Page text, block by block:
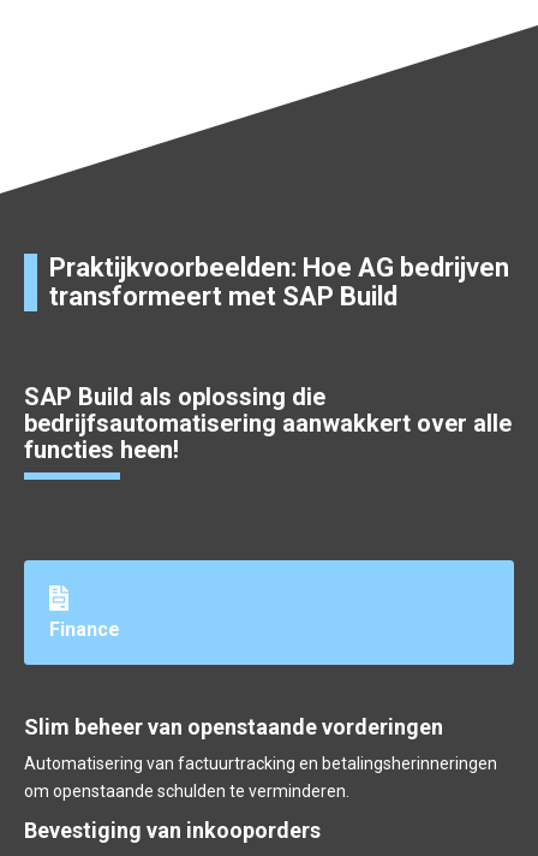
Praktijkvoorbeelden: Hoe AG bedrijven
transformeert met SAP Build
SAP Build als oplossing die
bedrijfsautomatisering aanwakkert over alle
functies heen!
Finance
Slim beheer van openstaande vorderingen
Automatisering van factuurtracking en betalingsherinneringen
om openstaande schulden te verminderen.
Bevestiging van inkooporders